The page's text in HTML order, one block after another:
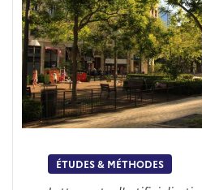
ÉTUDES & MÉTHODES